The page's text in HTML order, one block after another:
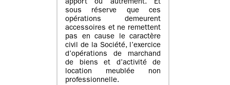
apport ou autrement. Et
sous réserve que ces
opérations demeurent
accessoires et ne remettent
pas en cause le caractère
civil de la Société, l’exercice
d’opérations de marchand
de biens et d’activité de
location meublée non
professionnelle.